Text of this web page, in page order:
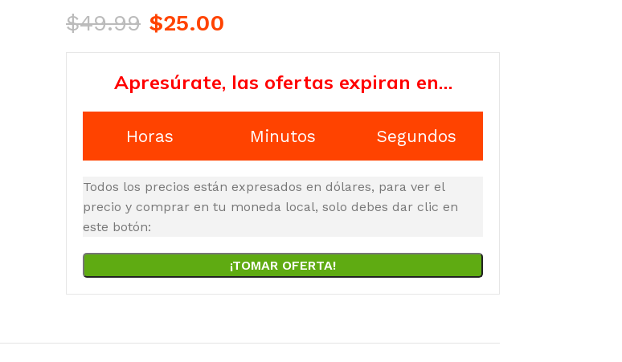
$49.99 $25.00
Apresúrate, las ofertas expiran en…
Horas Minutos Segundos
Todos los precios están expresados en dólares, para ver el
precio y comprar en tu moneda local, solo debes dar clic en
este botón:
¡TOMAR OFERTA!